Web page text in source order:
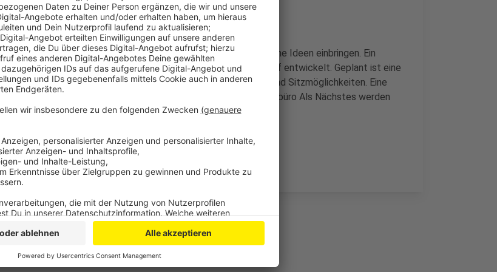
Anzeige
Bürgerinnen und Bürger konnten die Fläche ausprobieren und eigene Ideen einbringen. Ein
Landschaftsarchitekturbüro hat daraus jetzt einen ersten Entwurf entwickelt. Geplant ist eine
offene, aber nicht leere Fläche - mit Bepflanzung, Spielgeräten und Sitzmöglichkeiten. Eine
Gastronomie sei nicht geplant, heißt es vom beteiligten Planungsbüro Als Nächstes werden
die Pläne überarbeitet und anschließend der Politik vorgestellt.
Anzeige